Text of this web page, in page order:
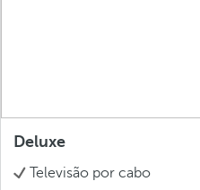
Deluxe
Televisão por cabo